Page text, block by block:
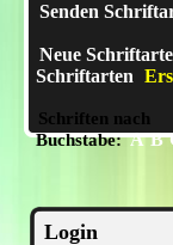
Senden
Neue
Schriftarten
Schriften nach
Buchstabe:A B
Login